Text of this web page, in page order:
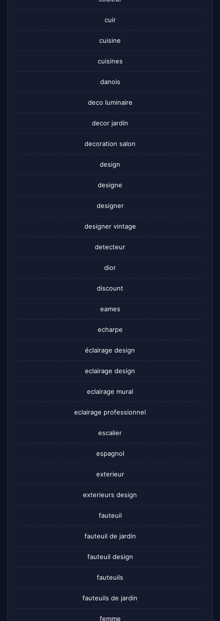
cuir
cuisine
cuisines
danois
deco luminaire
decor jardin
decoration salon
design
designe
designer
designer vintage
detecteur
dior
discount
eames
echarpe
éclairage design
eclairage design
eclairage mural
eclairage professionnel
escalier
espagnol
exterieur
exterieurs design
fauteuil
fauteuil de jardin
fauteuil design
fauteuils
fauteuils de jardin
femme